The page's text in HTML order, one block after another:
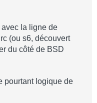
la ligne de
(ou s6, découvert
du côté de BSD
pourtant logique de